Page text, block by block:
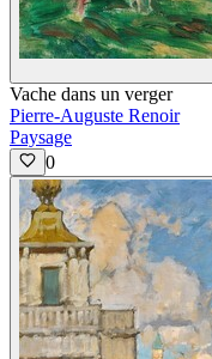
Vache dans un verger
Pierre-Auguste Renoir
Paysage
0